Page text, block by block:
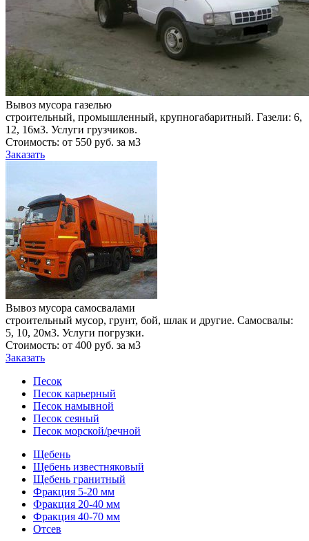
Вывоз мусора газелью
строительный, промышленный, крупногабаритный. Газели: 6,
12, 16м3. Услуги грузчиков.
Стоимость: от 550 руб. за м3
Заказать
Вывоз мусора самосвалами
строительный мусор, грунт, бой, шлак и другие. Самосвалы:
5, 10, 20м3. Услуги погрузки.
Стоимость: от 400 руб. за м3
Заказать
Песок
Песок карьерный
Песок намывной
Песок сеяный
Песок морской/речной
Щебень
Щебень известняковый
Щебень гранитный
Фракция 5-20 мм
Фракция 20-40 мм
Фракция 40-70 мм
Отсев